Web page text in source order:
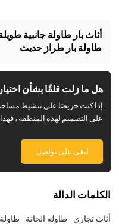
أثاث بار طاولة جانبية
طاولة بار طراز حديث
هل ما زلت قلقًا بشأن
إذا كنت حريصًا على تنشيط
على التصميم لهذه المنطقة ،
ابقى على تواصل
الكلمات الدالة
أثاث تجاري طاوله الحانة